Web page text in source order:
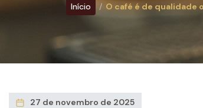
Início O café é de qualidade
27 de novembro de 2025